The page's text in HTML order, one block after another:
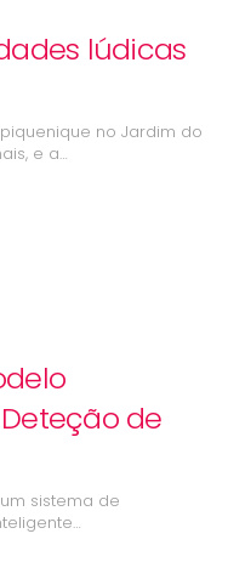
lúdicas
no Jardim do
e a…
de
sistema de